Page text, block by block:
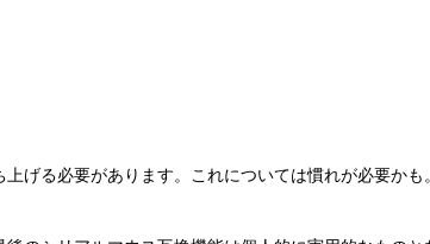
げる必要があります。これについては慣れが必要かも。